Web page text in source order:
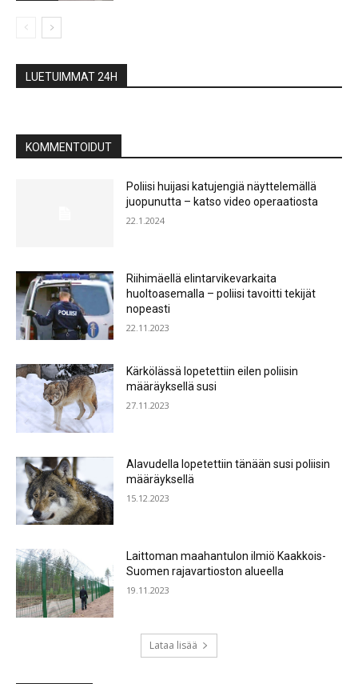
LUETUIMMAT 24H
KOMMENTOIDUT
Poliisi huijasi katujengiä näyttelemällä
juopunutta – katso video operaatiosta
22.1.2024
Riihimäellä elintarvikevarkaita
huoltoasemalla – poliisi tavoitti tekijät
nopeasti
22.11.2023
Kärkölässä lopetettiin eilen poliisin
määräyksellä susi
27.11.2023
Alavudella lopetettiin tänään susi poliisin
määräyksellä
15.12.2023
Laittoman maahantulon ilmiö Kaakkois-
Suomen rajavartioston alueella
19.11.2023
Lataa lisää